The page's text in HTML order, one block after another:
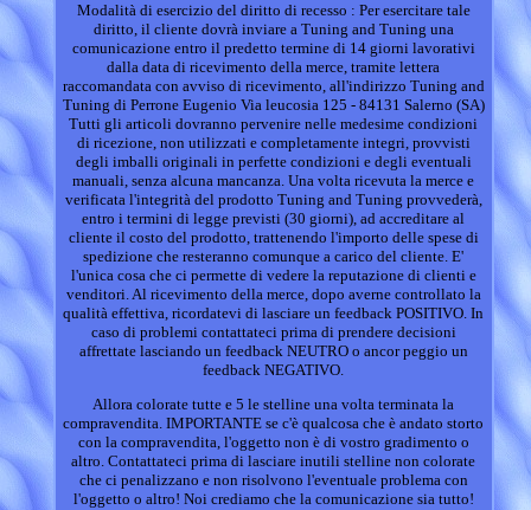
Modalità di esercizio del diritto di recesso : Per esercitare tale
diritto, il cliente dovrà inviare a Tuning and Tuning una
comunicazione entro il predetto termine di 14 giorni lavorativi
dalla data di ricevimento della merce, tramite lettera
raccomandata con avviso di ricevimento, all'indirizzo Tuning and
Tuning di Perrone Eugenio Via leucosia 125 - 84131 Salerno (SA)
Tutti gli articoli dovranno pervenire nelle medesime condizioni
di ricezione, non utilizzati e completamente integri, provvisti
degli imballi originali in perfette condizioni e degli eventuali
manuali, senza alcuna mancanza. Una volta ricevuta la merce e
verificata l'integrità del prodotto Tuning and Tuning provvederà,
entro i termini di legge previsti (30 giorni), ad accreditare al
cliente il costo del prodotto, trattenendo l'importo delle spese di
spedizione che resteranno comunque a carico del cliente. E'
l'unica cosa che ci permette di vedere la reputazione di clienti e
venditori. Al ricevimento della merce, dopo averne controllato la
qualità effettiva, ricordatevi di lasciare un feedback POSITIVO. In
caso di problemi contattateci prima di prendere decisioni
affrettate lasciando un feedback NEUTRO o ancor peggio un
feedback NEGATIVO.
Allora colorate tutte e 5 le stelline una volta terminata la
compravendita. IMPORTANTE se c'è qualcosa che è andato storto
con la compravendita, l'oggetto non è di vostro gradimento o
altro. Contattateci prima di lasciare inutili stelline non colorate
che ci penalizzano e non risolvono l'eventuale problema con
l'oggetto o altro! Noi crediamo che la comunicazione sia tutto!